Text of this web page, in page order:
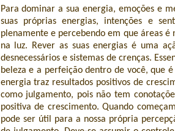
Para dominar a sua energia, emoções e
suas próprias energias, intenções e
plenamente e percebendo em que áreas
na luz. Rever as suas energias é uma
desnecessários e sistemas de crenças.
beleza e a perfeição dentro de você, que
energia traz resultados positivos de
como julgamento, pois não tem
positiva de crescimento. Quando
pode ser útil para a nossa própria